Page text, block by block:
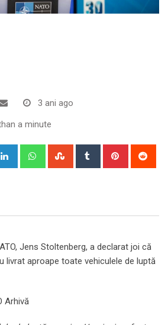
3 ani ago
a minute
LinkedIn WhatsappStumbleUpon
Tumblr Pinterest
Jens Stoltenberg, a declarat joi că
livrat aproape toate vehiculele de luptă
Arhivă